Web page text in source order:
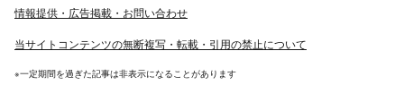
情報提供・広告掲載・お問い合わせ
当サイトコンテンツの無断複写・転載・引用の禁止について
※一定期間を過ぎた記事は非表示になることがあります